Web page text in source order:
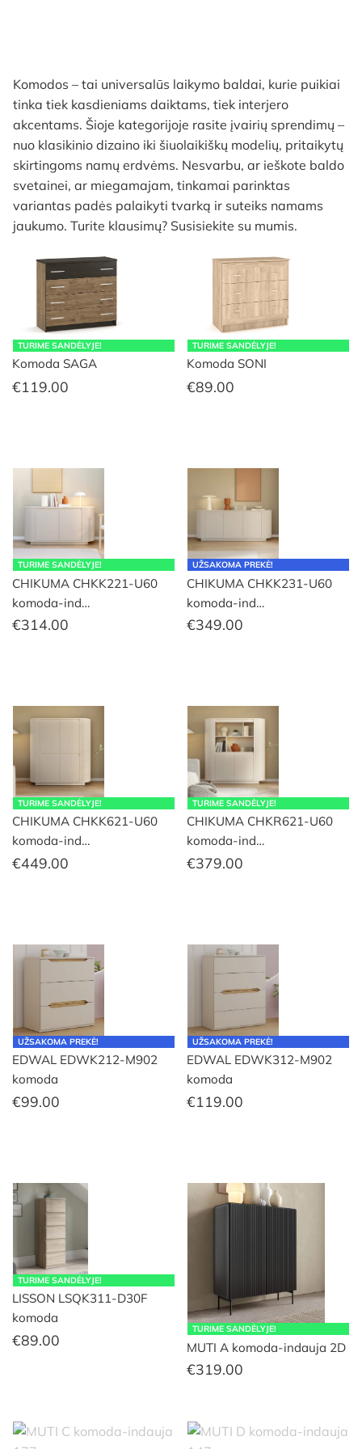
Komodos – tai universalūs laikymo baldai, kurie puikiai
tinka tiek kasdieniams daiktams, tiek interjero
akcentams. Šioje kategorijoje rasite įvairių sprendimų –
nuo klasikinio dizaino iki šiuolaikiškų modelių, pritaikytų
skirtingoms namų erdvėms. Nesvarbu, ar ieškote baldo
svetainei, ar miegamajam, tinkamai parinktas
variantas padės palaikyti tvarką ir suteiks namams
jaukumo. Turite klausimų? Susisiekite su mumis.
TURIME SANDĖLYJE!
Komoda SAGA
€119.00
TURIME SANDĖLYJE!
Komoda SONI
€89.00
TURIME SANDĖLYJE!
CHIKUMA CHKK221-U60
komoda-ind…
€314.00
UŽSAKOMA PREKĖ!
CHIKUMA CHKK231-U60
komoda-ind…
€349.00
TURIME SANDĖLYJE!
CHIKUMA CHKK621-U60
komoda-ind…
€449.00
TURIME SANDĖLYJE!
CHIKUMA CHKR621-U60
komoda-ind…
€379.00
UŽSAKOMA PREKĖ!
EDWAL EDWK212-M902
komoda
€99.00
UŽSAKOMA PREKĖ!
EDWAL EDWK312-M902
komoda
€119.00
TURIME SANDĖLYJE!
LISSON LSQK311-D30F
komoda
€89.00
TURIME SANDĖLYJE!
MUTI A komoda-indauja 2D
€319.00